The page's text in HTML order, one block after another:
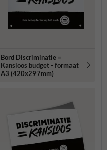
Bord Discriminatie =
Kansloos budget - formaat
A3 (420x297mm)